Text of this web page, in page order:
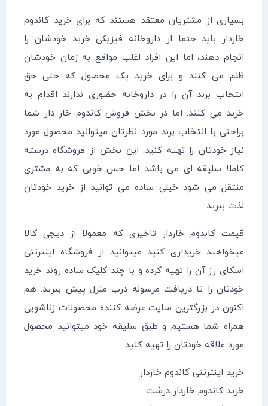
بسیاری از مشتریان معتقد هستند که برای خرید کاندوم
خاردار باید حتما از داروخانه فیزیکی خرید خودشان را
انجام دهند، اما این افراد اغلب مواقع به زمان خودشان
ظلم می کنند و برای خرید یک محصول که حتی حق
انتخاب برند آن را در داروخانه حضوری ندارند اقدام به
خرید می کنند. اما در بخش فروش کاندوم خار دار شما
براحتی با انتخاب برند مورد نظرتان میتوانید محصول مورد
نیاز خودتان را تهیه کنید. این بخش از فروشگاه درسته
کاملا سلیقه ای می باشد اما حس خوبی که به مشتری
منتقل می شود خیلی ساده می توانید از خرید خودتان
لذت ببرید.
قیمت کاندوم خاردار تاخیری که معمولا از دیجی کالا
میخواهید خریداری کنید میتوانید از فروشگاه اینترنتی
اسکای رز آن را تهیه کرده و با چند کلیک ساده روند خرید
خودتان را تا دریافت مرسوله درب منزل پیش ببرید. هم
اکنون در بزرگترین سایت عرضه کننده محصولات زناشویی
همراه شما هستیم و طبق سلیقه خود میتوانید محصول
مورد علاقه خودتان را تهیه کنید.
خرید اینترنتی کاندوم خاردار
خرید کاندوم خاردار درشت